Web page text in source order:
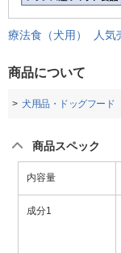
療法食（犬用） 人気
商品について
犬用品・ドッグフード
商品スペック
内容量
成分1